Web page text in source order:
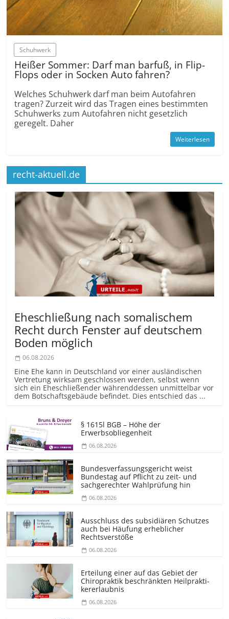
Schuhwerk
Heißer Sommer: Darf man barfuß, in Flip-
Flops oder in Socken Auto fahren?
Welches Schuhwerk darf man beim Autofahren
tragen? Zurzeit wird das Tragen eines bestimmten
Schuhwerks zum Autofahren nicht gesetzlich
geregelt. Daher
Weiterlesen
recht-aktuell.de
Eheschließung nach somalischem
Recht durch Fenster auf deutschem
Boden möglich
06.08.2026
Eine Ehe kann in Deutschland vor einer ausländischen
Vertretung wirksam geschlossen werden, selbst wenn
sich ein Eheschließender währenddessen unmittelbar vor
dem Botschaftsgebäude befindet. Dies entschied das ...
§ 1615l BGB – Höhe der
Erwerbsobliegenheit
06.08.2026
Bundesver­fassungsgericht weist
Bundestag auf Pflicht zu zeit- und
sachgerechter Wahlprüfung hin
06.08.2026
Ausschluss des subsidiären Schutzes
auch bei Häufung erheblicher
Rechtsverstöße
06.08.2026
Erteilung einer auf das Gebiet der
Chiropraktik beschränkten Heilprakti­
kererlaubnis
06.08.2026